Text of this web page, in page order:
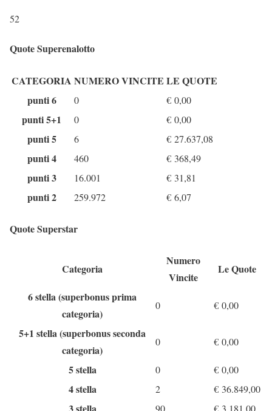
52
Quote Superenalotto
CATEGORIA NUMERO VINCITE LE QUOTE
punti 6
0 € 0,00
punti 5+1 0 € 0,00
punti 5 6 € 27.637,08
punti 4 460 € 368,49
punti 3 16.001 € 31,81
punti 2 259.972 € 6,07
Quote Superstar
Categoria
Numero
Vincite
Le Quote
6 stella (superbonus prima
categoria)
0 € 0,00
5+1 stella (superbonus seconda
categoria)
0 € 0,00
5 stella 0 € 0,00
4 stella 2 € 36.849,00
90 € 3.181,00